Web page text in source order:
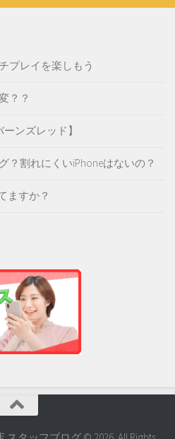
プレイを楽しもう
？？
ンズレッド】
？割れにくいiPhoneはないの？
ますか？